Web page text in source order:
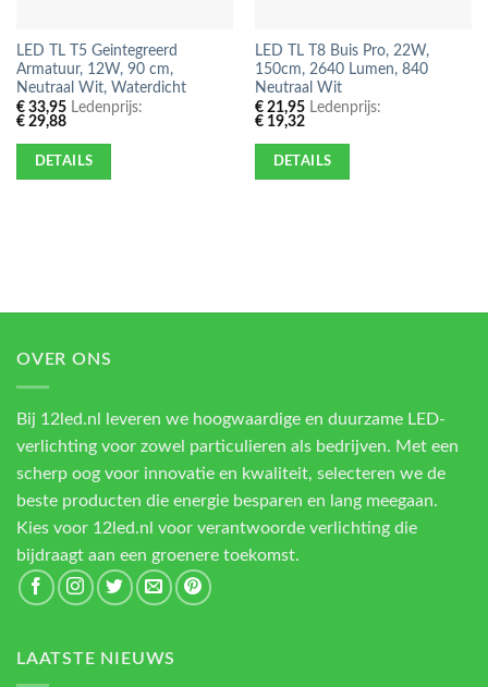
LED TL T5 Geintegreerd
Armatuur, 12W, 90 cm,
Neutraal Wit, Waterdicht
€33,95Ledenprijs:
€29,88
DETAILS
LED TL T8 Buis Pro, 22W,
150cm, 2640 Lumen, 840
Neutraal Wit
€21,95Ledenprijs:
€19,32
DETAILS
OVER ONS
Bij 12led.nl leveren we hoogwaardige en duurzame LED-
verlichting voor zowel particulieren als bedrijven. Met een
scherp oog voor innovatie en kwaliteit, selecteren we de
beste producten die energie besparen en lang meegaan.
Kies voor 12led.nl voor verantwoorde verlichting die
bijdraagt aan een groenere toekomst.
LAATSTE NIEUWS